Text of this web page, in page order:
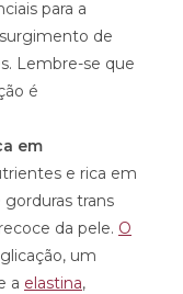
para a
de
Lembre-se que
é
em
e rica em
trans
da pele. O
um
a elastina,